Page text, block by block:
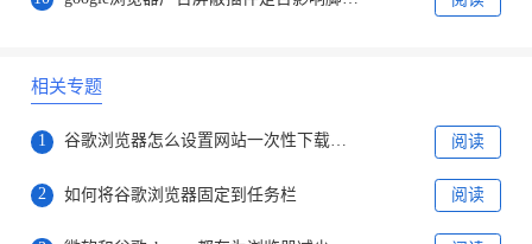
相关专题
1 谷歌浏览器怎么设置网站一次性下载多个文件 阅读
2 如何将谷歌浏览器固定到任务栏 阅读